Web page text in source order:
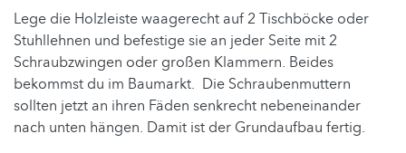
Lege die Holzleiste waagerecht auf 2 Tischböcke oder
Stuhllehnen und befestige sie an jeder Seite mit 2
Schraubzwingen oder großen Klammern. Beides
bekommst du im Baumarkt. Die Schraubenmuttern
sollten jetzt an ihren Fäden senkrecht nebeneinander
nach unten hängen. Damit ist der Grundaufbau fertig.